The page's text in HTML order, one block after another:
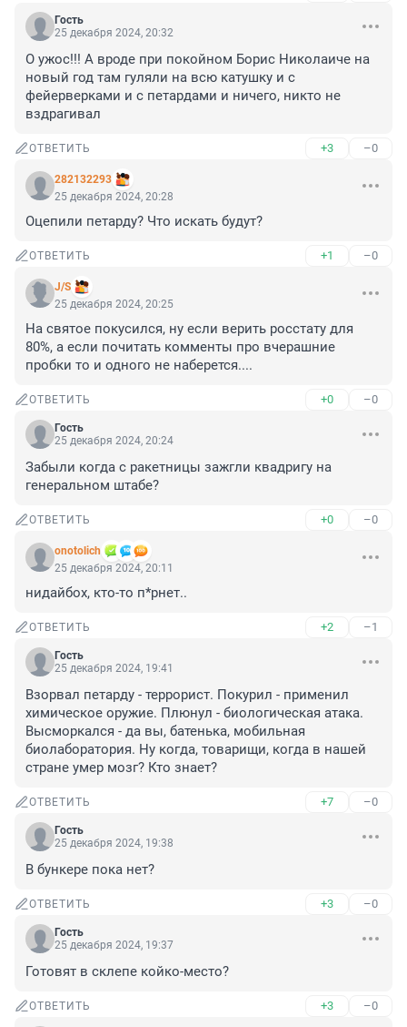
Гость
25 декабря 2024, 20:32
О ужос!!! А вроде при покойном Борис Николаиче на
новый год там гуляли на всю катушку и с
фейерверками и с петардами и ничего, никто не
вздрагивал
ОТВЕТИТЬ +3 –0
282132293
25 декабря 2024, 20:28
Оцепили петарду? Что искать будут?
ОТВЕТИТЬ +1 –0
J/S
25 декабря 2024, 20:25
На святое покусился, ну если верить росстату для
80%, а если почитать комменты про вчерашние
пробки то и одного не наберется....
ОТВЕТИТЬ +0 –0
Гость
25 декабря 2024, 20:24
Забыли когда с ракетницы зажгли квадригу на
генеральном штабе?
ОТВЕТИТЬ +0 –0
onotolich
25 декабря 2024, 20:11
нидайбох, кто-то п*рнет..
ОТВЕТИТЬ +2 –1
Гость
25 декабря 2024, 19:41
Взорвал петарду - террорист. Покурил - применил
химическое оружие. Плюнул - биологическая атака.
Высморкался - да вы, батенька, мобильная
биолаборатория. Ну когда, товарищи, когда в нашей
стране умер мозг? Кто знает?
ОТВЕТИТЬ +7 –0
Гость
25 декабря 2024, 19:38
В бункере пока нет?
ОТВЕТИТЬ +3 –0
Гость
25 декабря 2024, 19:37
Готовят в склепе койко-место?
ОТВЕТИТЬ +3 –0